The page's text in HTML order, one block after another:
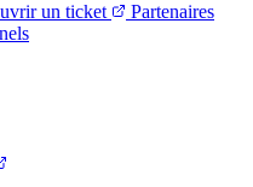
un ticket
Partenaires